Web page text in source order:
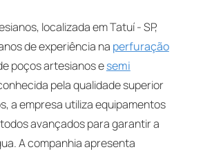
localizada em Tatuí - SP,
de experiência na perfuração
poços artesianos esemi
pela qualidade superior
a empresa utiliza equipamentos
avançados para garantir a
A companhia apresenta